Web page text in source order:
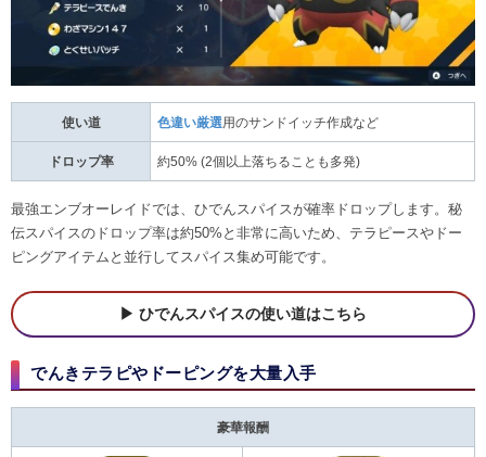
使い道 色違い厳選用のサンドイッチ作成など
ドロップ率 約50% (2個以上落ちることも多発)
最強エンブオーレイドでは、ひでんスパイスが確率ドロップします。秘
伝スパイスのドロップ率は約50%と非常に高いため、テラピースやドー
ピングアイテムと並行してスパイス集め可能です。
ひでんスパイスの使い道はこちら
でんきテラピやドーピングを大量入手
豪華報酬